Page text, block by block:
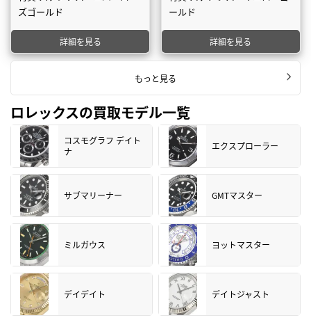
ズゴールド
詳細を見る
ールド
詳細を見る
もっと見る
ロレックスの買取モデル一覧
コスモグラフ デイト
ナ
エクスプローラー
サブマリーナー GMTマスター
ミルガウス ヨットマスター
デイデイト デイトジャスト